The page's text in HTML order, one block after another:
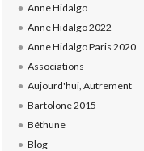
Anne Hidalgo
Anne Hidalgo 2022
Anne Hidalgo Paris 2020
Associations
Aujourd'hui, Autrement
Bartolone 2015
Béthune
Blog